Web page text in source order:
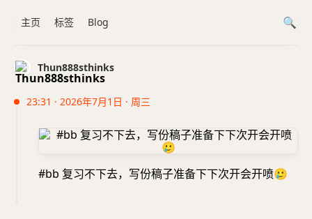
Thun888sthinks
23:31 · 2026年7月1日 · 周三
#bb 复习不下去，写份稿子准备下下次开会开喷🥲
主页 标签 Blog